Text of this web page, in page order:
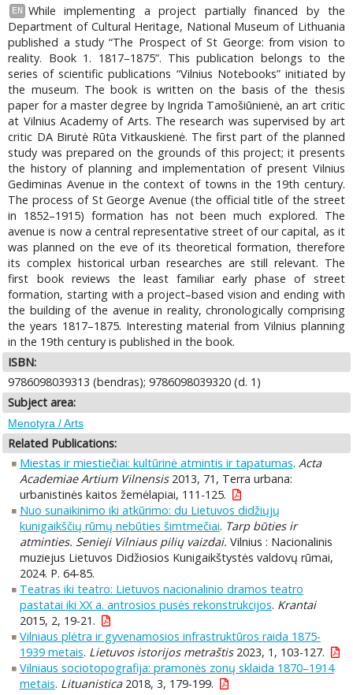
EN
While implementing a project partially financed by the
Department of Cultural Heritage, National Museum of Lithuania
published a study “The Prospect of St George: from vision to
reality. Book 1. 1817–1875”. This publication belongs to the
series of scientific publications “Vilnius Notebooks” initiated by
the museum. The book is written on the basis of the thesis
paper for a master degree by Ingrida Tamošiūnienė, an art critic
at Vilnius Academy of Arts. The research was supervised by art
critic DA Birutė Rūta Vitkauskienė. The first part of the planned
study was prepared on the grounds of this project; it presents
the history of planning and implementation of present Vilnius
Gediminas Avenue in the context of towns in the 19th century.
The process of St George Avenue (the official title of the street
in 1852–1915) formation has not been much explored. The
avenue is now a central representative street of our capital, as it
was planned on the eve of its theoretical formation, therefore
its complex historical urban researches are still relevant. The
first book reviews the least familiar early phase of street
formation, starting with a project–based vision and ending with
the building of the avenue in reality, chronologically comprising
the years 1817–1875. Interesting material from Vilnius planning
in the 19th century is published in the book.
ISBN:
9786098039313 (bendras); 9786098039320 (d. 1)
Subject area:
Menotyra / Arts
Related Publications:
Miestas ir miestiečiai: kultūrinė atmintis ir tapatumas. Acta
Academiae Artium Vilnensis2013, 71, Terra urbana:
urbanistinės kaitos žemėlapiai, 111-125.
Nuo sunaikinimo iki atkūrimo: du Lietuvos didžiųjų
kunigaikščių rūmų nebūties šimtmečiai. Tarp būties ir
atminties. Senieji Vilniaus pilių vaizdai. Vilnius : Nacionalinis
muziejus Lietuvos Didžiosios Kunigaikštystės valdovų rūmai,
2024. P. 64-85.
Teatras iki teatro: Lietuvos nacionalinio dramos teatro
pastatai iki XX a. antrosios pusės rekonstrukcijos. Krantai
2015, 2, 19-21.
Vilniaus plėtra ir gyvenamosios infrastruktūros raida 1875-
1939 metais. Lietuvos istorijos metraštis2023, 1, 103-127.
Vilniaus sociotopografija: pramonės zonų sklaida 1870–1914
metais. Lituanistica2018, 3, 179-199.